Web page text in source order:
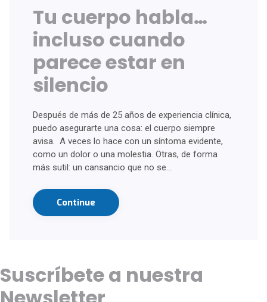
Tu cuerpo habla…
incluso cuando
parece estar en
silencio
Después de más de 25 años de experiencia clínica,
puedo asegurarte una cosa: el cuerpo siempre
avisa. A veces lo hace con un síntoma evidente,
como un dolor o una molestia. Otras, de forma
más sutil: un cansancio que no se…
Continue
Suscríbete a nuestra